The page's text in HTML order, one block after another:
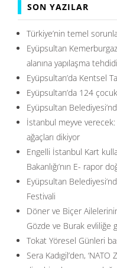
SON YAZILAR
Türkiye’nin temel
Eyüpsultan
alanına yapılaşma tehdidi
Eyüpsultan’da Kentsel
Eyüpsultan’da 124
Eyüpsultan
İstanbul meyve
ağaçları dikiyor
Engelli İstanbul Kart
Bakanlığı’nın E- rapor
Eyüpsultan
Festivali
Döner ve Biçer
Gözde ve Burak evliliğe
Tokat Yöresel Günleri
Sera Kadıgil’den,